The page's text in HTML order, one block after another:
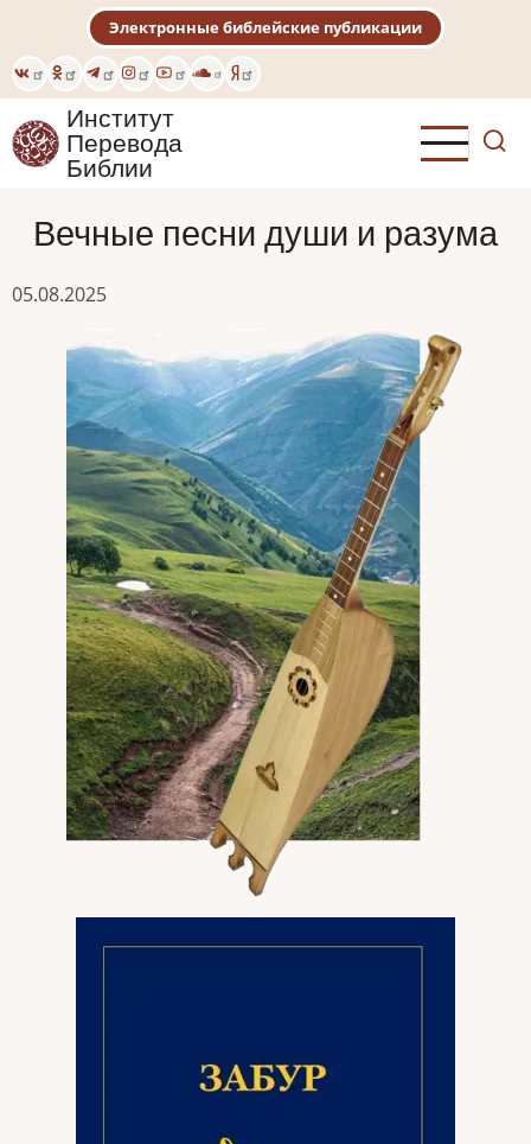
основному
содержанию
Электронные библейские публикации
Институт
Перевода
Библии
Вечные песни души и разума
05.08.2025